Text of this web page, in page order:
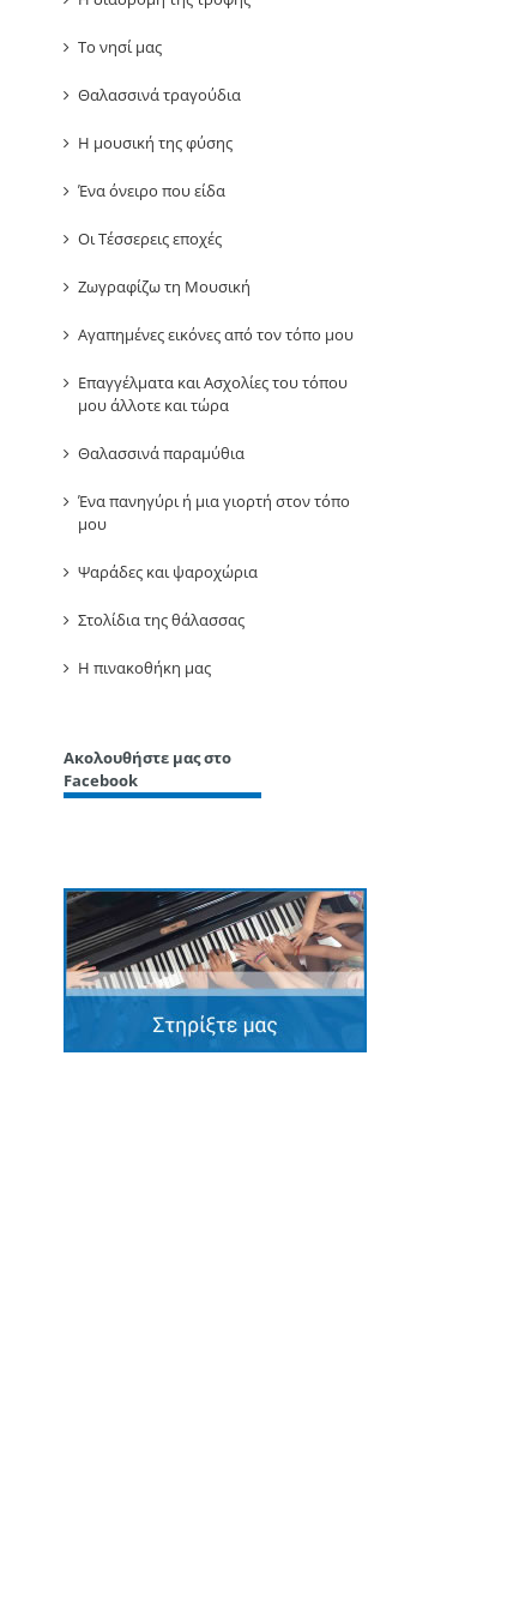
Το νησί μας
Θαλασσινά τραγούδια
Η μουσική της φύσης
Ένα όνειρο που είδα
Οι Τέσσερεις εποχές
Ζωγραφίζω τη Μουσική
Αγαπημένες εικόνες από τον τόπο μου
Επαγγέλματα και Ασχολίες του τόπου
μου άλλοτε και τώρα
Θαλασσινά παραμύθια
Ένα πανηγύρι ή μια γιορτή στον τόπο
μου
Ψαράδες και ψαροχώρια
Στολίδια της θάλασσας
Η πινακοθήκη μας
Ακολουθήστε μας στο
Facebook